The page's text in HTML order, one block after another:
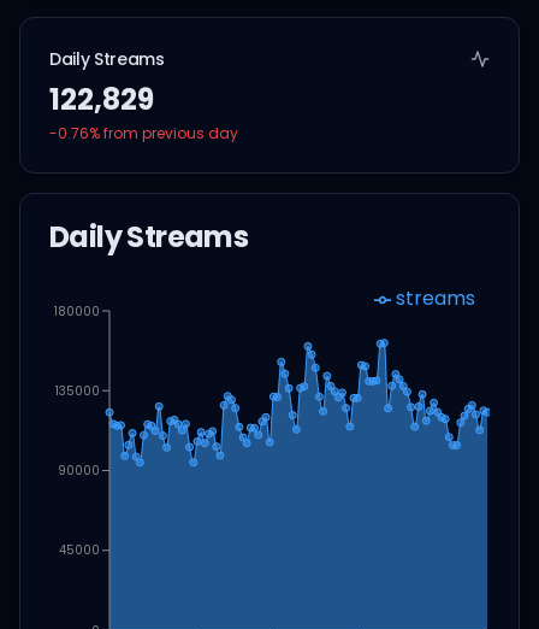
Daily Streams
122,829
-0.76% from previous day
Daily Streams
45000
90000
135000
180000 streams